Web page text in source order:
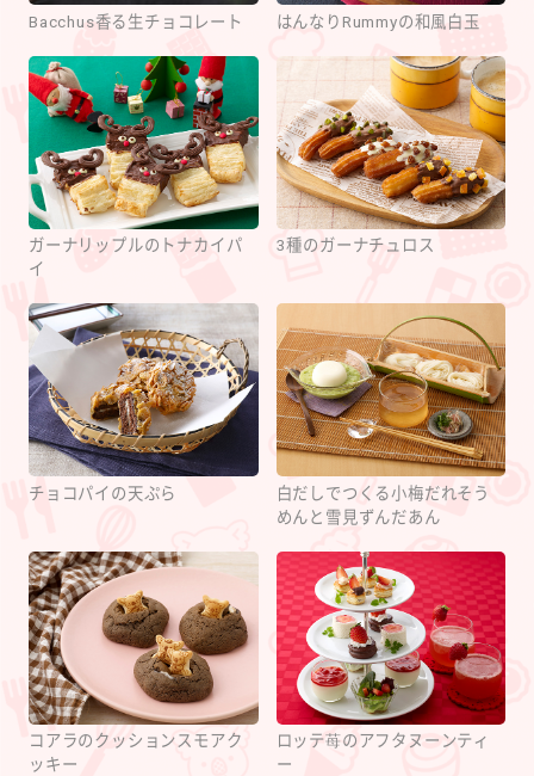
Bacchus香る生チョコレート はんなりRummyの和風白玉
ガーナリップルのトナカイパ
イ
3種のガーナチュロス
チョコパイの天ぷら
白だしでつくる小梅だれそう
めんと雪見ずんだあん
コアラのクッションスモアク
ッキー
ロッテ苺のアフタヌーンティ
ー